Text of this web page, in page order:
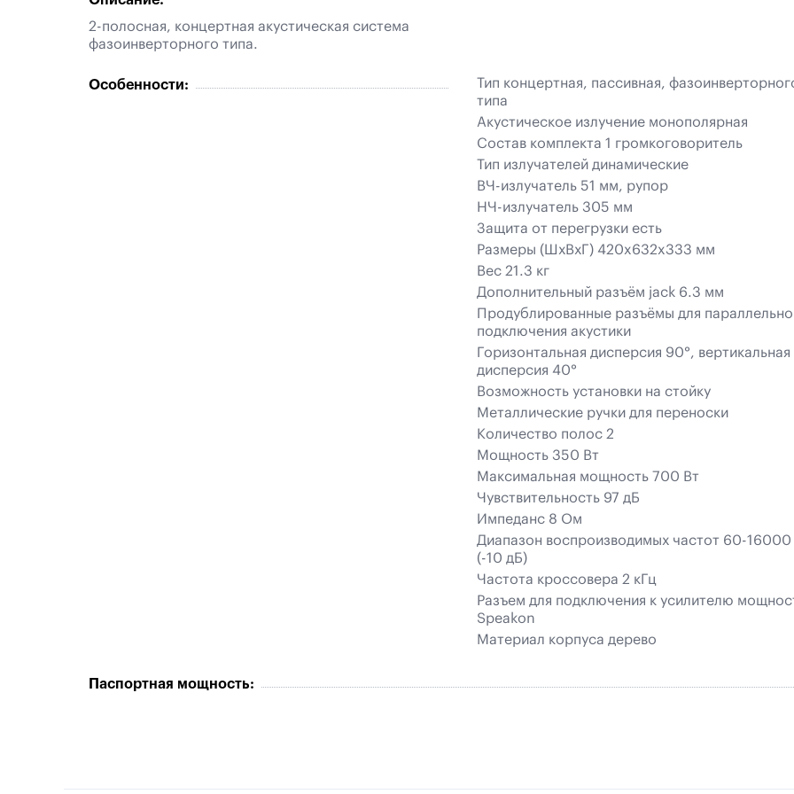
2-полосная, концертная акустическая система
фазоинверторного типа.
Особенности:
Тип концертная, пассивная,
типа
Акустическое излучение монополярная
Состав комплекта 1 громкоговоритель
Тип излучателей динамические
ВЧ-излучатель 51 мм, рупор
НЧ-излучатель 305 мм
Защита от перегрузки есть
Размеры (ШхВхГ) 420x632x333 мм
Вес 21.3 кг
Дополнительный разъём jack 6.3 мм
Продублированные разъёмы для
подключения акустики
Горизонтальная дисперсия 90°, вертикальная
дисперсия 40°
Bозможность установки на стойку
Mеталлические ручки для переноски
Количество полос 2
Мощность 350 Вт
Максимальная мощность 700 Вт
Чувствительность 97 дБ
Импеданс 8 Ом
Диапазон воспроизводимых частот 60-16000
(-10 дБ)
Частота кроссовера 2 кГц
Разъем для подключения к усилителю
Speakon
Материал корпуса дерево
Паспортная мощность: